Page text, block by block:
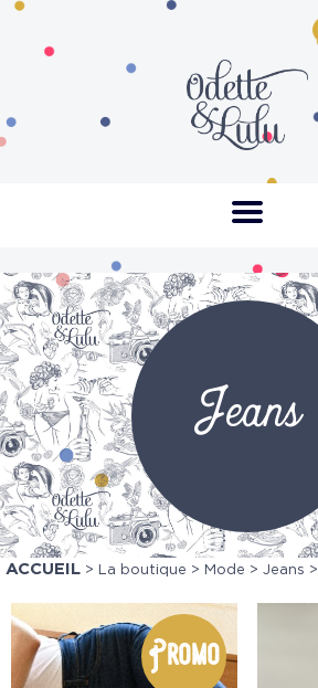
My
Jeans
ACCUEIL > La boutique > Mode > Jeans
Promo